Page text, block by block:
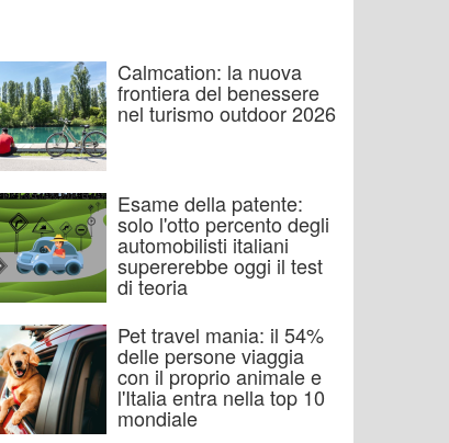
Calmcation: la nuova
frontiera del benessere
nel turismo outdoor 2026
Esame della patente:
solo l'otto percento degli
automobilisti italiani
supererebbe oggi il test
di teoria
Pet travel mania: il 54%
delle persone viaggia
con il proprio animale e
l'Italia entra nella top 10
mondiale